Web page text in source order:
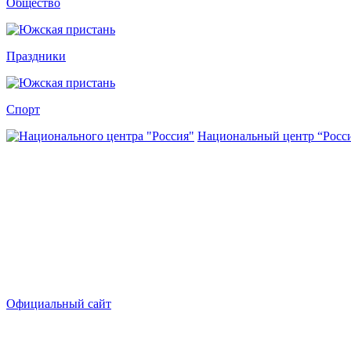
Праздники
Спорт
Национальный центр
Официальный сайт